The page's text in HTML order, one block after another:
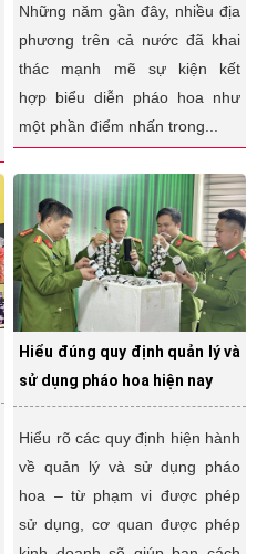
Những năm gần đây, nhiều địa
phương trên cả nước đã khai
thác mạnh mẽ sự kiện kết
hợp biểu diễn pháo hoa như
một phần điểm nhấn trong...
Hiểu đúng quy định quản lý và
sử dụng pháo hoa hiện nay
Hiểu rõ các quy định hiện hành
về quản lý và sử dụng pháo
hoa – từ phạm vi được phép
sử dụng, cơ quan được phép